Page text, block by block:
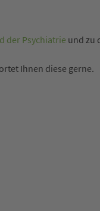
der Psychiatrie und zu
Ihnen diese gerne.